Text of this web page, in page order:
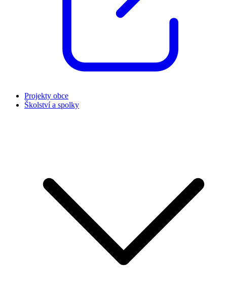
Projekty obce
Školství a spolky